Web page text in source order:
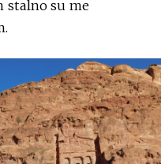
stalno su me